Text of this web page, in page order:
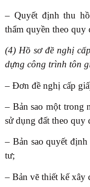
– Quyết định thu
thẩm quyền theo quy
(4) Hồ sơ đề nghị
dựng công trình tôn
– Đơn đề nghị cấp
– Bản sao một trong
sử dụng đất theo quy
– Bản sao quyết
tư;
– Bản vẽ thiết kế xây